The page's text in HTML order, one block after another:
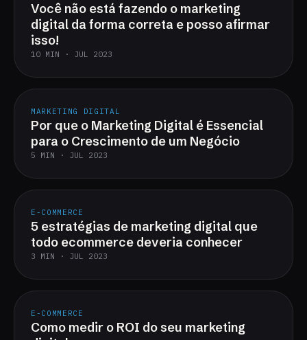
Você não está fazendo o marketing
digital da forma correta e posso afirmar
isso!
10 MIN · JUL 2023
MARKETING DIGITAL
Por que o Marketing Digital é Essencial
para o Crescimento de um Negócio
5 MIN · JUL 2023
E-COMMERCE
5 estratégias de marketing digital que
todo ecommerce deveria conhecer
3 MIN · JUL 2023
E-COMMERCE
Como medir o ROI do seu marketing